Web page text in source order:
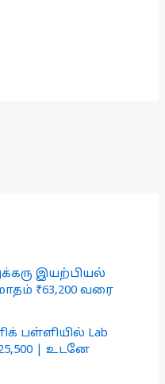
இயற்பியல்
₹63,200 வரை
பள்ளியில் Lab
| உடனே